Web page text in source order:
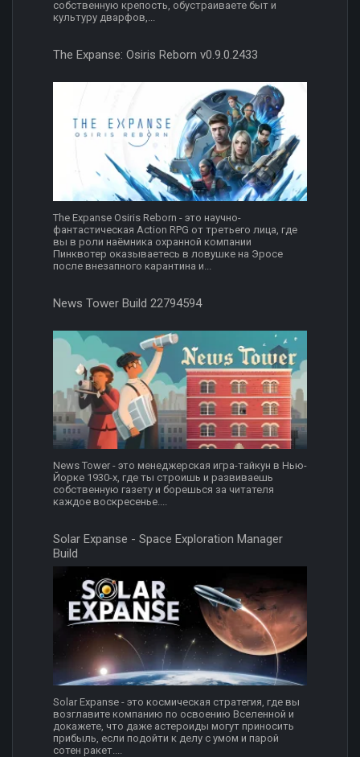
собственную крепость, обустраиваете быт и
культуру дварфов,...
The Expanse: Osiris Reborn v0.9.0.2433
The Expanse Osiris Reborn - это научно-
фантастическая Action RPG от третьего лица, где
вы в роли наёмника охранной компании
Пинквотер оказываетесь в ловушке на Эросе
после внезапного карантина и...
News Tower Build 22794594
News Tower - это менеджерская игра-тайкун в Нью-
Йорке 1930-х, где ты строишь и развиваешь
собственную газету и борешься за читателя
каждое воскресенье....
Solar Expanse - Space Exploration Manager
Build
Solar Expanse - это космическая стратегия, где вы
возглавите компанию по освоению Вселенной и
докажете, что даже астероиды могут приносить
прибыль, если подойти к делу с умом и парой
сотен ракет....